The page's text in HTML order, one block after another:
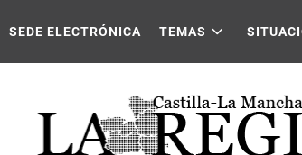
La Mancha
SEDE ELECTRÓNICA TEMAS